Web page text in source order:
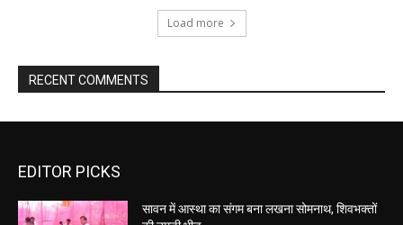
Load more
RECENT COMMENTS
EDITOR PICKS
सावन में आस्था का संगम बना लखना सोमनाथ, शिवभक्तों